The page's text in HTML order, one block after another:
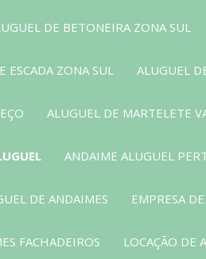
DE BETONEIRA ZONA SUL
ESCADA ZONA SUL ALUGUEL
ALUGUEL DE MARTELETE
ANDAIME ALUGUEL
DE ANDAIMES EMPRESA
FACHADEIROS LOCAÇÃO DE